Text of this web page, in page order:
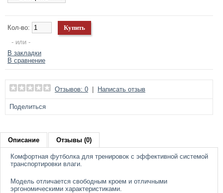
Кол-во:
- или -
В закладки
В сравнение
Отзывов: 0 Написать отзыв
Поделиться
Описание Отзывы (0)
Комфортная футболка для тренировок с эффективной системой
транспортировки влаги.
Модель отличается свободным кроем и отличными
эргономическими характеристиками.